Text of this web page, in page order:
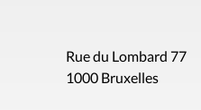
Rue du Lombard 77
1000 Bruxelles